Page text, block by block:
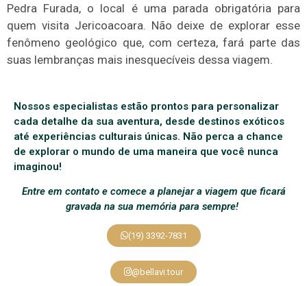
Pedra Furada, o local é uma parada obrigatória para
quem visita Jericoacoara. Não deixe de explorar esse
fenômeno geológico que, com certeza, fará parte das
suas lembranças mais inesquecíveis dessa viagem.
Nossos especialistas estão prontos para personalizar
cada detalhe da sua aventura, desde destinos exóticos
até experiências culturais únicas. Não perca a chance
de explorar o mundo de uma maneira que você nunca
imaginou!
Entre em contato e comece a planejar a viagem que ficará
gravada na sua memória para sempre!
(19) 3392-7831
@bellavi.tour